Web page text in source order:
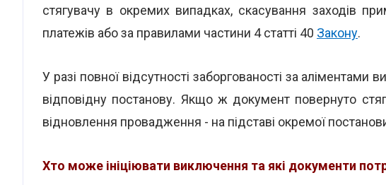
стягувачу в окремих випадках, скасування заходів
платежів або за правилами частини 4 статті 40 Закону.
У разі повної відсутності заборгованості за
відповідну постанову. Якщо ж документ повернуто
відновлення провадження - на підставі окремої
Хто може ініціювати виключення та які документи